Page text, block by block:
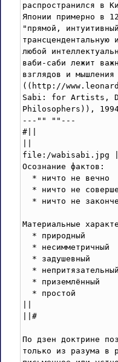
распространился в
Японии примерно в
"прямой,
любой
ваби-саби лежит
взглядов и
((http://
Sabi: for Artists,
Philosophers)),
---"" ""---
#||
file:/wabisabi.jpg |
Осознание фактов:
* ничто не вечно
* ничто не
* ничто не
Материальные
* природный
* несимметричный
* задушевный
* непритязательный
* приземлённый
* простой
||#
По дзен доктрине
только из разума в